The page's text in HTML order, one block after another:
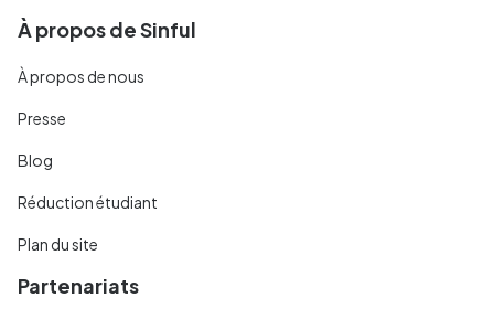
À propos de Sinful
À propos de nous
Presse
Blog
Réduction étudiant
Plan du site
Partenariats